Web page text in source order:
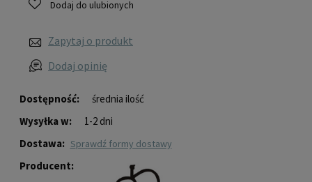
Dostępność:
średnia ilość
Wysyłka w:
1-2 dni
Dostawa:
sprawdź formy dostawy
Producent:
Dodaj do ulubionych
Zapytaj o produkt
Dodaj opinię